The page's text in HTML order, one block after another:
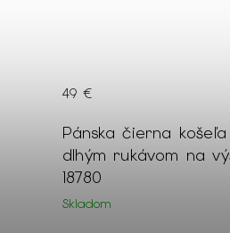
Čierna slim fit košeľa
na výšku 176 až 182
Skladom
49 €